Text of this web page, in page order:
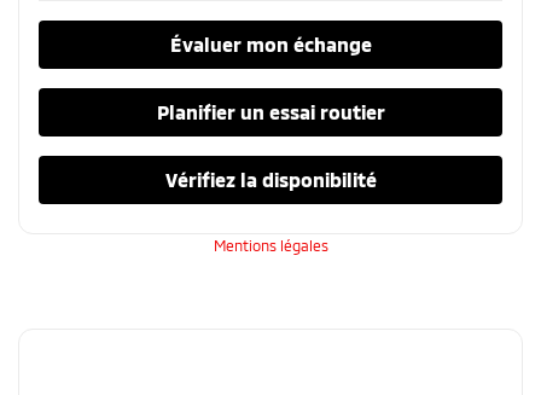
Évaluer mon échange
Planifier un essai routier
Vérifiez la disponibilité
Mentions légales